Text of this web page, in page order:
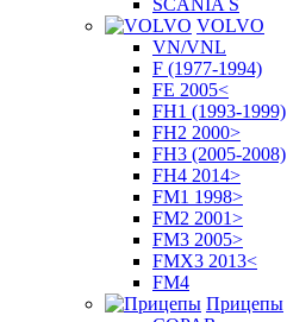
SCANIA S
VOLVO
VN/VNL
F (1977-1994)
FE 2005<
FH1 (1993-1999)
FH2 2000>
FH3 (2005-2008)
FH4 2014>
FM1 1998>
FM2 2001>
FM3 2005>
FMX3 2013<
FM4
Прицепы